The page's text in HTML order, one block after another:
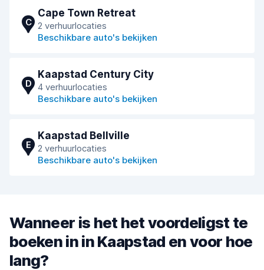
C
Cape Town Retreat
2 verhuurlocaties
Beschikbare auto's bekijken
D
Kaapstad Century City
4 verhuurlocaties
Beschikbare auto's bekijken
E
Kaapstad Bellville
2 verhuurlocaties
Beschikbare auto's bekijken
Wanneer is het het voordeligst te
boeken in in Kaapstad en voor hoe
lang?